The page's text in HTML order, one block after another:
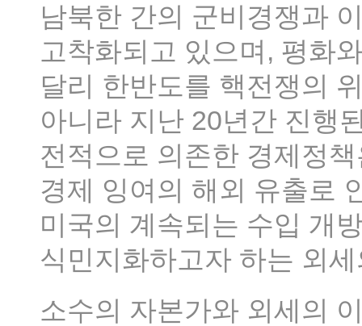
남북한 간의 군비경쟁과
고착화되고 있으며, 평화
달리 한반도를 핵전쟁의
아니라 지난 20년간 진행
전적으로 의존한 경제정
경제 잉여의 해외 유출로
미국의 계속되는 수입 개
식민지화하고자 하는 외
소수의 자본가와 외세의